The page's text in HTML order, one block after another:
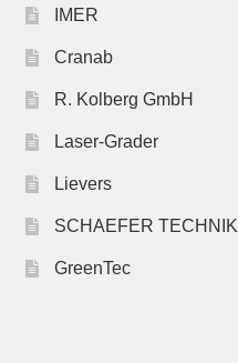
IMER
Cranab
R. Kolberg GmbH
Laser-Grader
Lievers
SCHAEFER TECHNIK
GreenTec